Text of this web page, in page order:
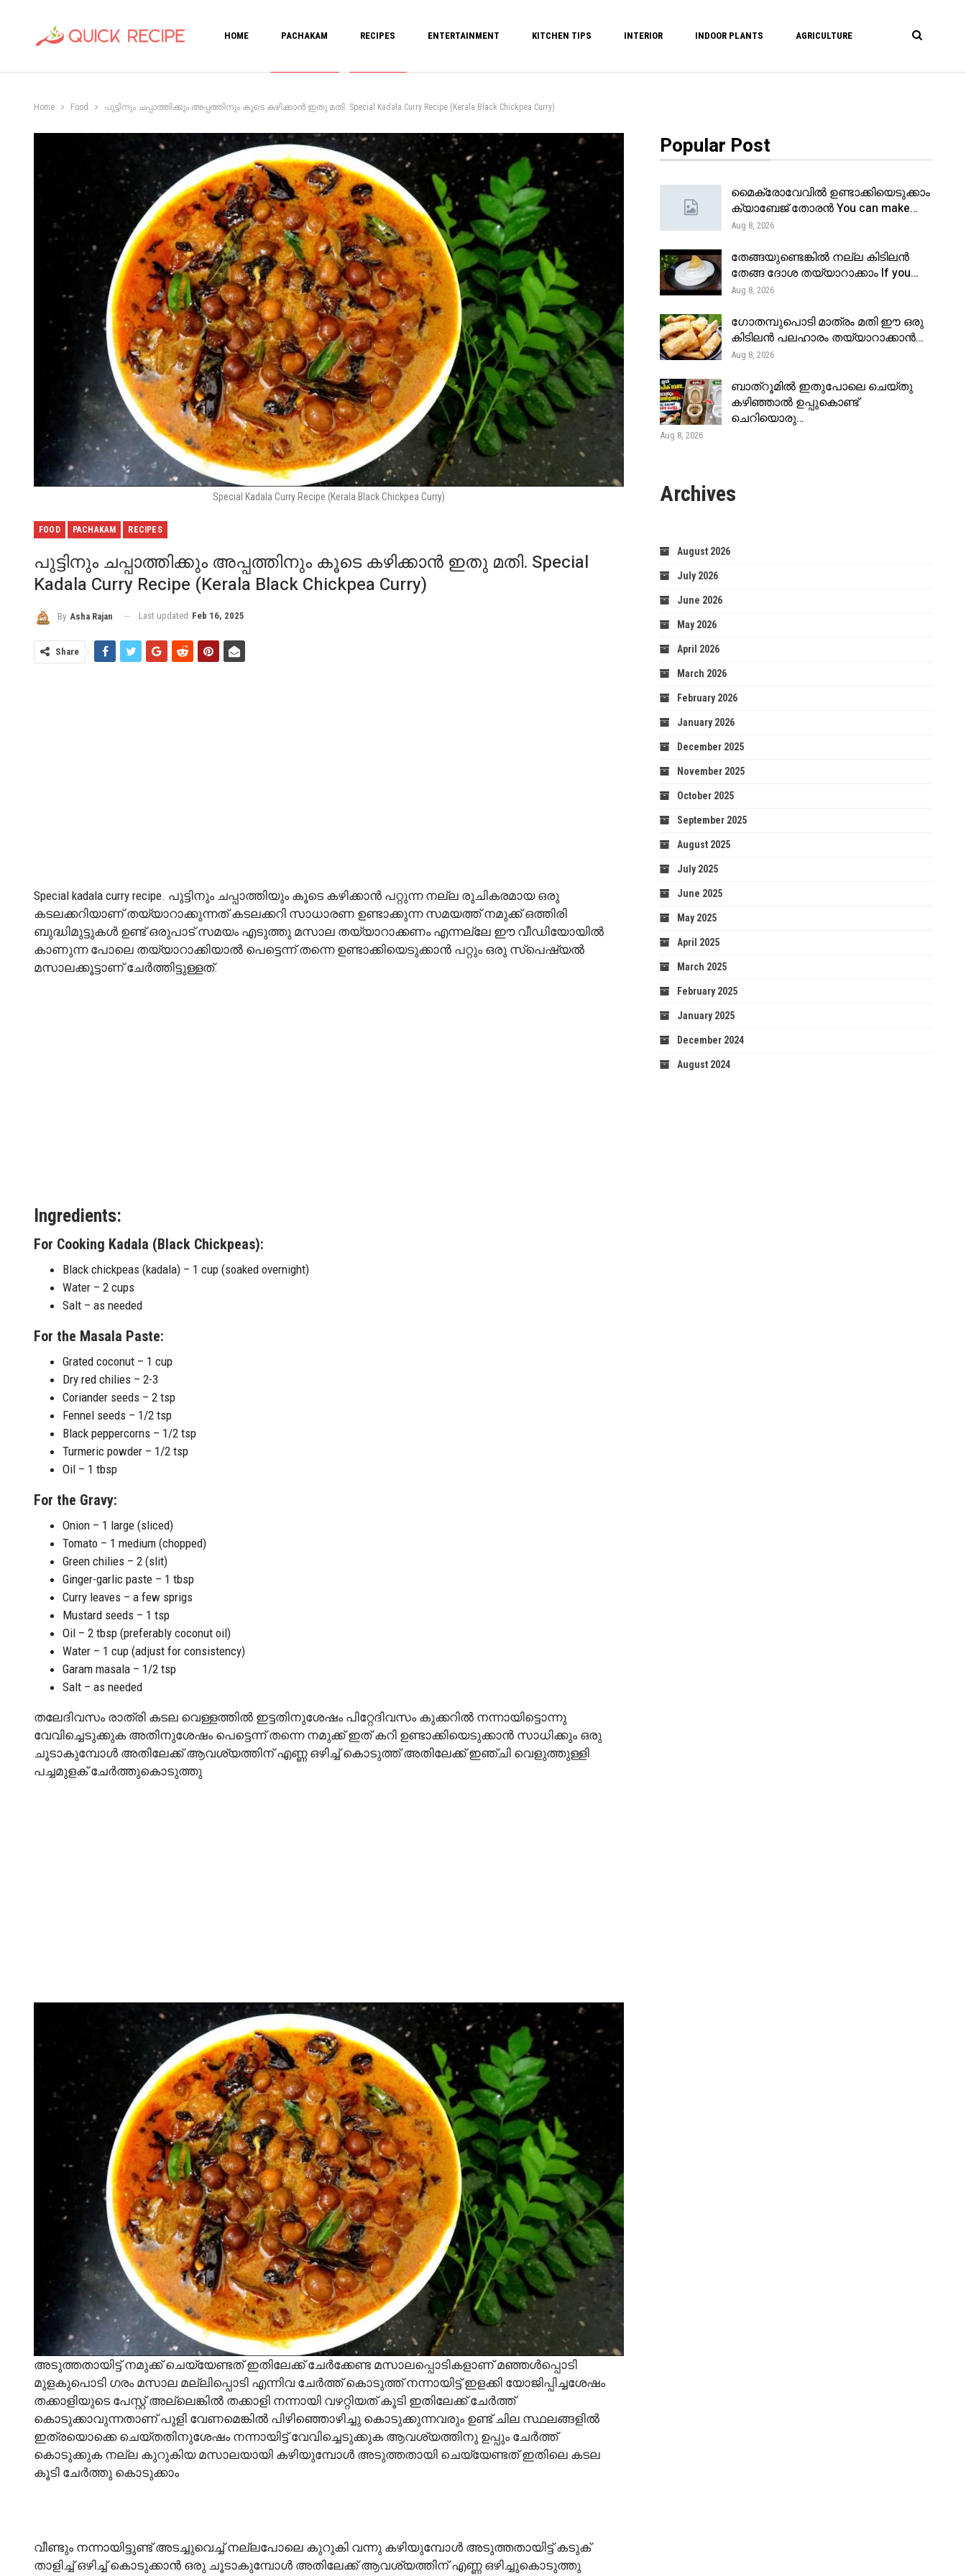
HOME PACHAKAM RECIPES ENTERTAINMENT KITCHEN TIPS INTERIOR INDOOR PLANTS AGRICULTURE
Home Food പുട്ടിനും ചപ്പാത്തിക്കും അപ്പത്തിനും കൂടെ കഴിക്കാൻ ഇതു മതി. Special Kadala Curry Recipe (Kerala Black Chickpea Curry)
Special Kadala Curry Recipe (Kerala Black Chickpea Curry)
FOOD PACHAKAM RECIPES
പുട്ടിനും ചപ്പാത്തിക്കും അപ്പത്തിനും കൂടെ കഴിക്കാൻ ഇതു മതി. Special
Kadala Curry Recipe (Kerala Black Chickpea Curry)
By Asha Rajan Last updated Feb 16, 2025
Share
Special kadala curry recipe. പുട്ടിനും ചപ്പാത്തിയും കൂടെ കഴിക്കാൻ പറ്റുന്ന നല്ല രുചികരമായ ഒരു
കടലക്കറിയാണ് തയ്യാറാക്കുന്നത് കടലക്കറി സാധാരണ ഉണ്ടാക്കുന്ന സമയത്ത് നമുക്ക് ഒത്തിരി
ബുദ്ധിമുട്ടുകൾ ഉണ്ട് ഒരുപാട് സമയം എടുത്തു മസാല തയ്യാറാക്കണം എന്നല്ലേ ഈ വീഡിയോയിൽ
കാണുന്ന പോലെ തയ്യാറാക്കിയാൽ പെട്ടെന്ന് തന്നെ ഉണ്ടാക്കിയെടുക്കാൻ പറ്റും ഒരു സ്പെഷ്യൽ
മസാലക്കൂട്ടാണ് ചേർത്തിട്ടുള്ളത്.
Ingredients:
For Cooking Kadala (Black Chickpeas):
Black chickpeas (kadala) – 1 cup (soaked overnight)
Water – 2 cups
Salt – as needed
For the Masala Paste:
Grated coconut – 1 cup
Dry red chilies – 2-3
Coriander seeds – 2 tsp
Fennel seeds – 1/2 tsp
Black peppercorns – 1/2 tsp
Turmeric powder – 1/2 tsp
Oil – 1 tbsp
For the Gravy:
Onion – 1 large (sliced)
Tomato – 1 medium (chopped)
Green chilies – 2 (slit)
Ginger-garlic paste – 1 tbsp
Curry leaves – a few sprigs
Mustard seeds – 1 tsp
Oil – 2 tbsp (preferably coconut oil)
Water – 1 cup (adjust for consistency)
Garam masala – 1/2 tsp
Salt – as needed
തലേദിവസം രാത്രി കടല വെള്ളത്തിൽ ഇട്ടതിനുശേഷം പിറ്റേദിവസം കുക്കറിൽ നന്നായിട്ടൊന്നു
വേവിച്ചെടുക്കുക അതിനുശേഷം പെട്ടെന്ന് തന്നെ നമുക്ക് ഇത് കറി ഉണ്ടാക്കിയെടുക്കാൻ സാധിക്കും ഒരു
ചൂടാകുമ്പോൾ അതിലേക്ക് ആവശ്യത്തിന് എണ്ണ ഒഴിച്ച് കൊടുത്ത് അതിലേക്ക് ഇഞ്ചി വെളുത്തുള്ളി
പച്ചമുളക് ചേർത്തുകൊടുത്തു
അടുത്തതായിട്ട് നമുക്ക് ചെയ്യേണ്ടത് ഇതിലേക്ക് ചേർക്കേണ്ട മസാലപ്പൊടികളാണ് മഞ്ഞൾപ്പൊടി
മുളകുപൊടി ഗരം മസാല മല്ലിപ്പൊടി എന്നിവ ചേർത്ത് കൊടുത്ത് നന്നായിട്ട് ഇളക്കി യോജിപ്പിച്ചശേഷം
തക്കാളിയുടെ പേസ്റ്റ് അല്ലെങ്കിൽ തക്കാളി നന്നായി വഴറ്റിയത് കൂടി ഇതിലേക്ക് ചേർത്ത്
കൊടുക്കാവുന്നതാണ് പുളി വേണമെങ്കിൽ പിഴിഞ്ഞൊഴിച്ചു കൊടുക്കുന്നവരും ഉണ്ട് ചില സ്ഥലങ്ങളിൽ
ഇത്രയൊക്കെ ചെയ്തതിനുശേഷം നന്നായിട്ട് വേവിച്ചെടുക്കുക ആവശ്യത്തിനു ഉപ്പും ചേർത്ത്
കൊടുക്കുക നല്ല കുറുകിയ മസാലയായി കഴിയുമ്പോൾ അടുത്തതായി ചെയ്യേണ്ടത് ഇതിലെ കടല
കൂടി ചേർത്തു കൊടുക്കാം
വീണ്ടും നന്നായിട്ടുണ്ട് അടച്ചുവെച്ച് നല്ലപോലെ കുറുകി വന്നു കഴിയുമ്പോൾ അടുത്തതായിട്ട് കടുക്
താളിച്ച് ഒഴിച്ച് കൊടുക്കാൻ ഒരു ചൂടാകുമ്പോൾ അതിലേക്ക് ആവശ്യത്തിന് എണ്ണ ഒഴിച്ചുകൊടുത്തു
Popular Post
മൈക്രോവേവിൽ ഉണ്ടാക്കിയെടുക്കാം
ക്യാബേജ് തോരൻ You can make…
Aug 8, 2026
തേങ്ങയുണ്ടെങ്കിൽ നല്ല കിടിലൻ
തേങ്ങ ദോശ തയ്യാറാക്കാം If you…
Aug 8, 2026
ഗോതമ്പുപൊടി മാത്രം മതി ഈ ഒരു
കിടിലൻ പലഹാരം തയ്യാറാക്കാൻ…
Aug 8, 2026
ബാത്റൂമിൽ ഇതുപോലെ ചെയ്തു
കഴിഞ്ഞാൽ ഉപ്പുകൊണ്ട്
ചെറിയൊരു…
Aug 8, 2026
Archives
August 2026
July 2026
June 2026
May 2026
April 2026
March 2026
February 2026
January 2026
December 2025
November 2025
October 2025
September 2025
August 2025
July 2025
June 2025
May 2025
April 2025
March 2025
February 2025
January 2025
December 2024
August 2024